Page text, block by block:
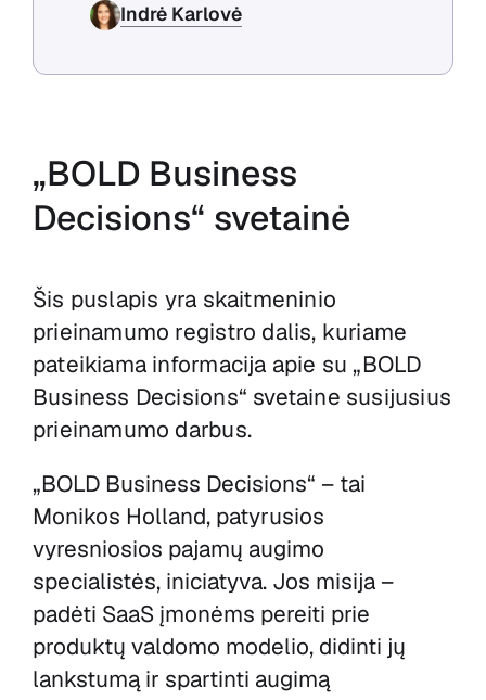
Indrė Karlovė
„BOLD Business
Decisions“ svetainė
Šis puslapis yra skaitmeninio
prieinamumo registro dalis, kuriame
pateikiama informacija apie su „BOLD
Business Decisions“ svetaine susijusius
prieinamumo darbus.
„BOLD Business Decisions“ – tai
Monikos Holland, patyrusios
vyresniosios pajamų augimo
specialistės, iniciatyva. Jos misija –
padėti SaaS įmonėms pereiti prie
produktų valdomo modelio, didinti jų
lankstumą ir spartinti augimą